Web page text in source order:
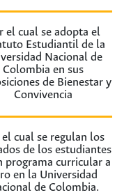
el cual se adopta el
Estudiantil de la
Nacional de
Colombia en sus
de Bienestar y
Convivencia
el cual se regulan los
de los estudiantes
programa curricular a
en la Universidad
de Colombia.